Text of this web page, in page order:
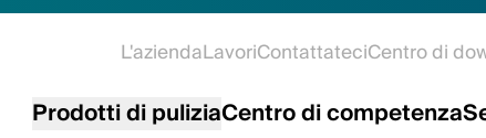
L'aziendaLavoriContattateciCentro di
Prodotti di puliziaCentro di competenza